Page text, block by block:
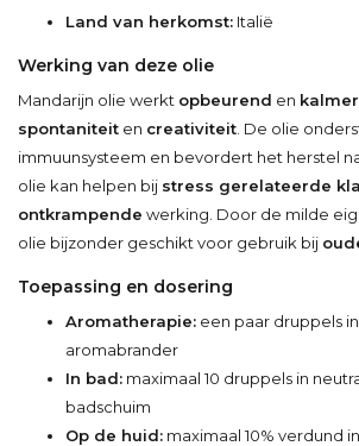
Land van herkomst: Italië
Werking van deze olie
Mandarijn olie werkt opbeurend en
spontaniteit en creativiteit . De olie
immuunsysteem en bevordert het herstel
olie kan helpen bij stress gerelateerde
ontkrampende werking. Door de milde
olie bijzonder geschikt voor gebruik bij
Toepassing en dosering
Aromatherapie: een paar druppels
aromabrander
In bad: maximaal 10 druppels in
badschuim
Op de huid: maximaal 10% verdund